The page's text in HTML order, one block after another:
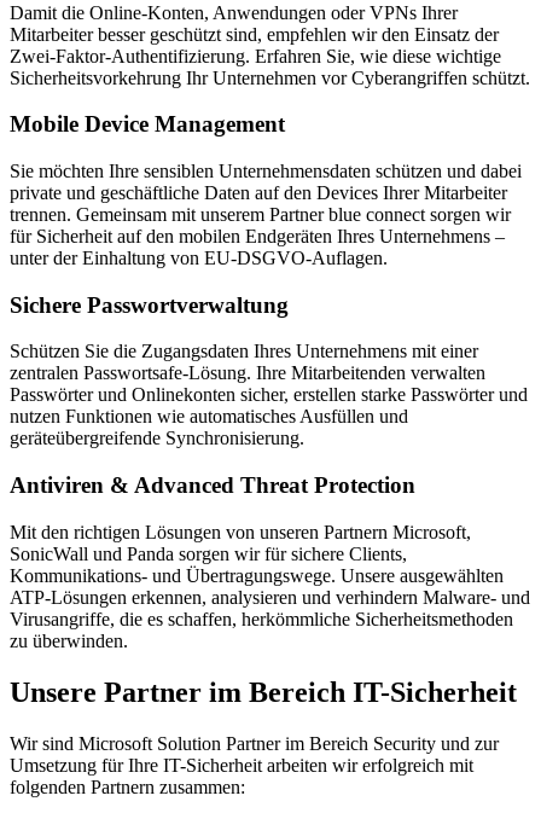
Damit die Online-Konten, Anwendungen oder VPNs Ihrer
Mitarbeiter besser geschützt sind, empfehlen wir den Einsatz der
Zwei-Faktor-Authentifizierung. Erfahren Sie, wie diese wichtige
Sicherheitsvorkehrung Ihr Unternehmen vor Cyberangriffen schützt.
Mobile Device Management
Sie möchten Ihre sensiblen Unternehmensdaten schützen und dabei
private und geschäftliche Daten auf den Devices Ihrer Mitarbeiter
trennen. Gemeinsam mit unserem Partner blue connect sorgen wir
für Sicherheit auf den mobilen Endgeräten Ihres Unternehmens –
unter der Einhaltung von EU-DSGVO-Auflagen.
Sichere Passwortverwaltung
Schützen Sie die Zugangsdaten Ihres Unternehmens mit einer
zentralen Passwortsafe-Lösung. Ihre Mitarbeitenden verwalten
Passwörter und Onlinekonten sicher, erstellen starke Passwörter und
nutzen Funktionen wie automatisches Ausfüllen und
geräteübergreifende Synchronisierung.
Antiviren & Advanced Threat Protection
Mit den richtigen Lösungen von unseren Partnern Microsoft,
SonicWall und Panda sorgen wir für sichere Clients,
Kommunikations- und Übertragungswege. Unsere ausgewählten
ATP-Lösungen erkennen, analysieren und verhindern Malware- und
Virusangriffe, die es schaffen, herkömmliche Sicherheitsmethoden
zu überwinden.
Unsere Partner im Bereich IT-Sicherheit
Wir sind Microsoft Solution Partner im Bereich Security und zur
Umsetzung für Ihre IT-Sicherheit arbeiten wir erfolgreich mit
folgenden Partnern zusammen: